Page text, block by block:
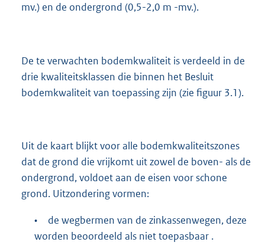
mv.) en de ondergrond (0,5-2,0 m -mv.).
De te verwachten bodemkwaliteit is verdeeld in de
drie kwaliteitsklassen die binnen het Besluit
bodemkwaliteit van toepassing zijn (zie figuur 3.1).
Uit de kaart blijkt voor alle bodemkwaliteitszones
dat de grond die vrijkomt uit zowel de boven- als de
ondergrond, voldoet aan de eisen voor schone
grond. Uitzondering vormen:
•
de wegbermen van de zinkassenwegen, deze
worden beoordeeld als niet toepasbaar .